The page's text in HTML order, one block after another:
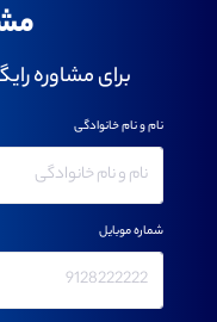
برای مشاوره
نام و نام خانوادگی
شماره موبایل